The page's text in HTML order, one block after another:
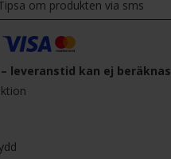
om produkten via sms
leveranstid kan ej beräknas